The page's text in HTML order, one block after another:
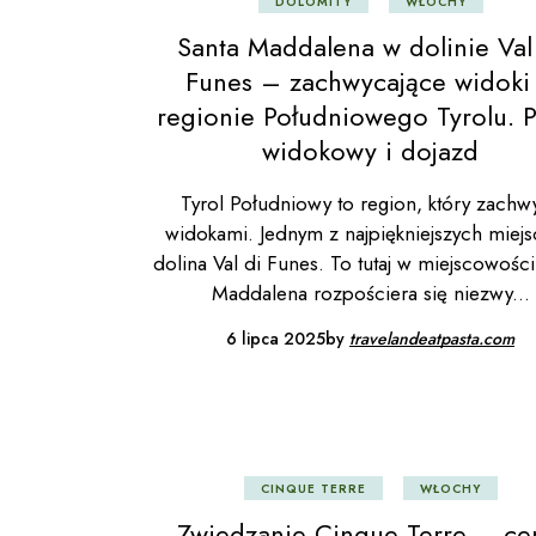
Santa Maddalena w dolinie
Funes – zachwycające
regionie Południowego Tyrolu.
widokowy i dojazd
Tyrol Południowy to region, który
widokami. Jednym z najpiękniejszych
dolina Val di Funes. To tutaj w
Maddalena rozpościera się niezwy
6 lipca 2025by travelandeatpasta.com
CINQUE TERRE WŁOCHY